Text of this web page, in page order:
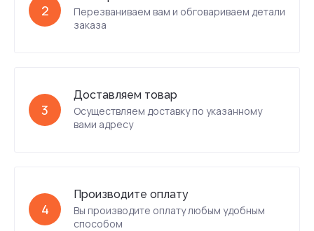
2
Перезваниваем вам и обговариваем детали
заказа
3
Доставляем товар
Осуществляем доставку по указанному
вами адресу
4
Производите оплату
Вы производите оплату любым удобным
способом